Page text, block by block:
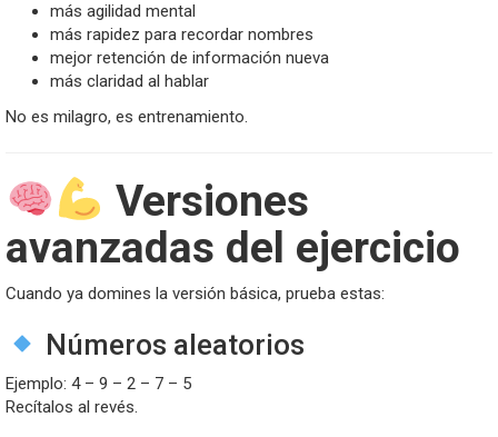
más agilidad mental
más rapidez para recordar nombres
mejor retención de información nueva
más claridad al hablar
No es milagro, es entrenamiento.
Versiones
avanzadas del ejercicio
Cuando ya domines la versión básica, prueba estas:
Números aleatorios
Ejemplo: 4 – 9 – 2 – 7 – 5
Recítalos al revés.